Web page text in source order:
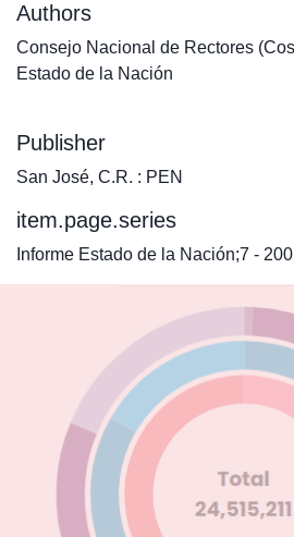
Authors
Consejo Nacional de Rectores
Estado de la Nación
Publisher
San José, C.R. : PEN
item.page.series
Informe Estado de la Nación;7 -